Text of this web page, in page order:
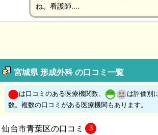
ね。看護師....
宮城県 形成外科 の口コミ一覧
は口コミのある医療機関数、
は評価別
数。複数の口コミがある医療機関もあります。
仙台市青葉区の口コミ 3